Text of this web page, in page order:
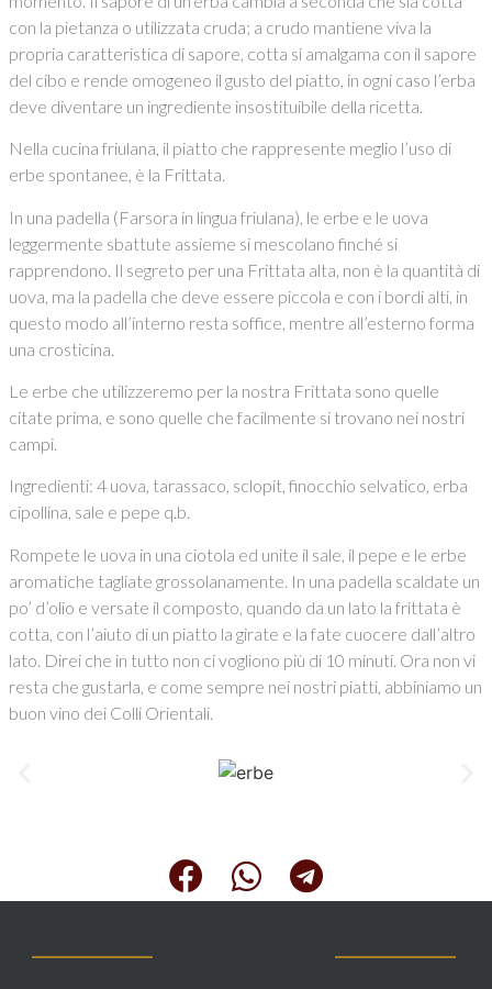
con la pietanza o utilizzata cruda; a crudo mantiene viva la
propria caratteristica di sapore, cotta si amalgama con il sapore
del cibo e rende omogeneo il gusto del piatto, in ogni caso l’erba
deve diventare un ingrediente insostituibile della ricetta.
Nella cucina friulana, il piatto che rappresente meglio l’uso di
erbe spontanee, è la Frittata.
In una padella (Farsora in lingua friulana), le erbe e le uova
leggermente sbattute assieme si mescolano finché si
rapprendono. Il segreto per una Frittata alta, non è la quantità di
uova, ma la padella che deve essere piccola e con i bordi alti, in
questo modo all’interno resta soffice, mentre all’esterno forma
una crosticina.
Le erbe che utilizzeremo per la nostra Frittata sono quelle
citate prima, e sono quelle che facilmente si trovano nei nostri
campi.
Ingredienti: 4 uova, tarassaco, sclopit, finocchio selvatico, erba
cipollina, sale e pepe q.b.
Rompete le uova in una ciotola ed unite il sale, il pepe e le erbe
aromatiche tagliate grossolanamente. In una padella scaldate un
po’ d’olio e versate il composto, quando da un lato la frittata è
cotta, con l’aiuto di un piatto la girate e la fate cuocere dall’altro
lato. Direi che in tutto non ci vogliono più di 10 minuti. Ora non vi
resta che gustarla, e come sempre nei nostri piatti, abbiniamo un
buon vino dei Colli Orientali.